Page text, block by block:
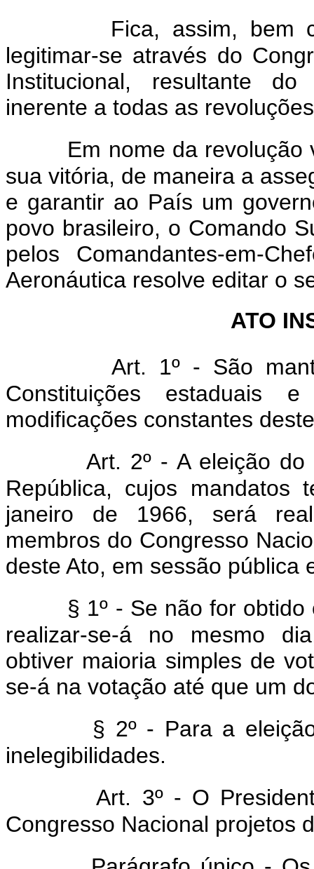
Fica, assim, bem
legitimar-se através do
Institucional, resultante
inerente a todas as
Em nome da
sua vitória, de maneira a
e garantir ao País um
povo brasileiro, o Comando
pelos Comandantes-em-
Aeronáutica resolve editar o
ATO
Art. 1º - São
Constituições estaduais
modificações constantes
Art. 2º - A eleição
República, cujos
janeiro de 1966, será
membros do Congresso
deste Ato, em sessão pública
§ 1º - Se não for
realizar-se-á no mesmo
obtiver maioria simples de
se-á na votação até que um
§ 2º - Para a
inelegibilidades.
Art. 3º - O
Congresso Nacional projetos